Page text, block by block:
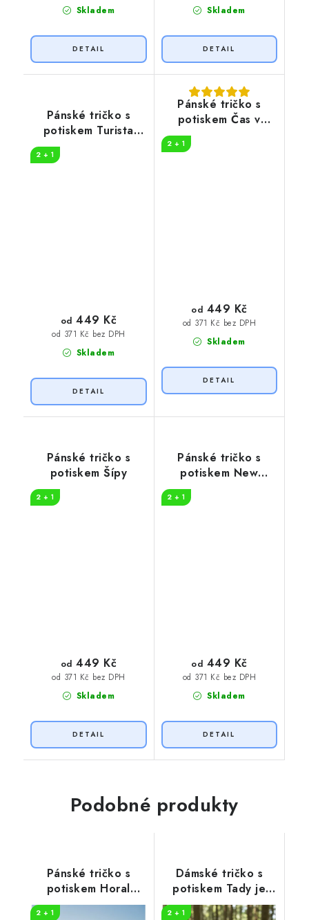
Skladem Skladem
Pánské tričko s
potiskem Turista
2 + 1
Skladem
od 371 Kč bez DPH
od 449 Kč
Pánské tričko s
potiskem Čas v
2 + 1
Skladem
od 371 Kč bez DPH
od 449 Kč
Pánské tričko s
potiskem Šípy
2 + 1
Skladem
od 371 Kč bez DPH
od 449 Kč
Pánské tričko s
potiskem New
Adventure
2 + 1
Skladem
od 371 Kč bez DPH
od 449 Kč
Podobné produkty
Pánské tričko s
potiskem Horal
jméno
2 + 1
Dámské tričko s
potiskem Tady je
nejlépe
2 + 1